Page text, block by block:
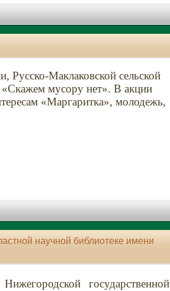
Маклаковской сельской
«Скажем мусору нет». В акции
«Маргаритка», молодежь,
научной библиотеке имени
государственной